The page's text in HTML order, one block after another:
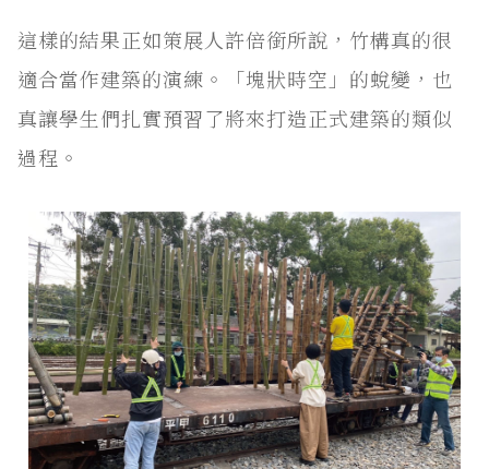
這樣的結果正如策展人許倍銜所說，竹構真的很
適合當作建築的演練。「塊狀時空」的蛻變，也
真讓學生們扎實預習了將來打造正式建築的類似
過程。